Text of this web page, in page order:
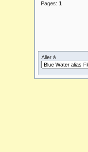
Pages: 1
Aller à